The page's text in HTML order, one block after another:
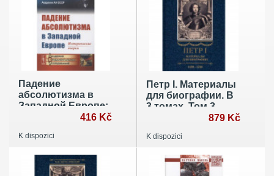
Падение
абсолютизма в
Западной Европе:
Исторические416 Kč
K dispozici
Петр I. Материалы
для биографии. В
3 томах. Том 3.
Русско-датский
поход
879 Kč
K dispozici